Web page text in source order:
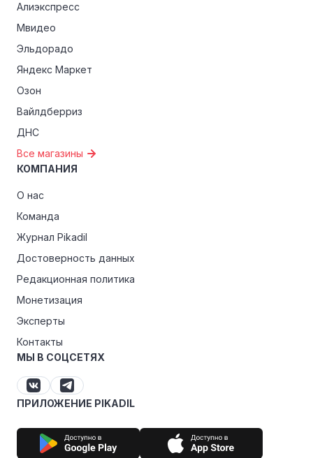
Алиэкспресс
Мвидео
Эльдорадо
Яндекс Маркет
Озон
Вайлдберриз
ДНС
Все магазины
КОМПАНИЯ
О нас
Команда
Журнал Pikadil
Достоверность данных
Редакционная политика
Монетизация
Эксперты
Контакты
МЫ В СОЦСЕТЯХ
ПРИЛОЖЕНИЕ PIKADIL